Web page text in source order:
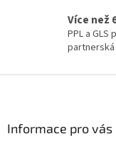
Více než
PPL a
Informace pro vás